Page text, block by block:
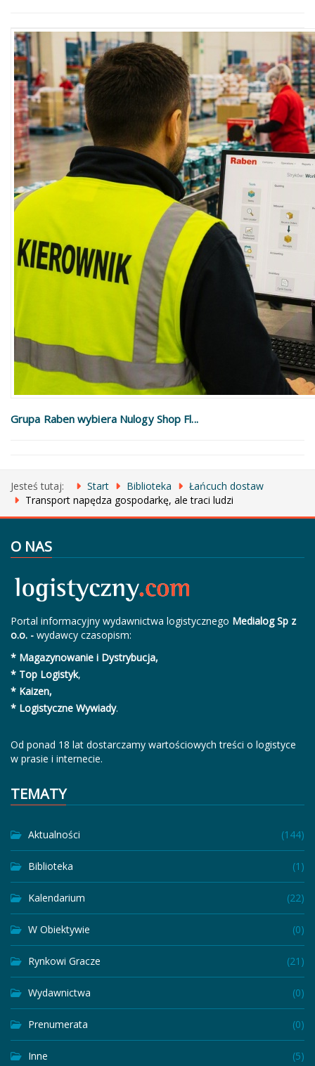
Grupa Raben wybiera Nulogy Shop Fl...
Jesteś tutaj: Start Biblioteka
Łańcuch dostaw
Transport napędza gospodarkę, ale traci ludzi
O NAS
Portal informacyjny wydawnictwa logistycznego Medialog Sp z
o.o. - wydawcy czasopism:
* Magazynowanie i Dystrybucja,
* Top Logistyk,
* Kaizen,
* Logistyczne Wywiady.
Od ponad 18 lat dostarczamy wartościowych treści o logistyce
w prasie i internecie.
TEMATY
Aktualności (144)
Biblioteka (1)
Kalendarium (22)
W Obiektywie (0)
Rynkowi Gracze (21)
Wydawnictwa (0)
Prenumerata (0)
Inne (5)